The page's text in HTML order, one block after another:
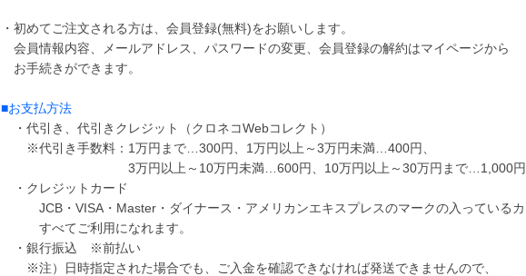
・初めてご注文される方は、会員登録(無料)をお願いします。
会員情報内容、メールアドレス、パスワードの変更、会員登録の解約はマイページから
お手続きができます。
■お支払方法
・代引き、代引きクレジット（クロネコWebコレクト）
※代引き手数料： 1万円まで…300円、 1万円以上～3万円未満…400円
3万円以上～10万円未満…600円
10万円以上～30万円まで…1,000円
・クレジットカード
JCB・VISA・Master・ダイナース・アメリカンエキスプレスのマークの入っているカ
すべてご利用になれます。
・銀行振込 ※前払い
※注）日時指定された場合でも、ご入金を確認できなければ発送できませんので、